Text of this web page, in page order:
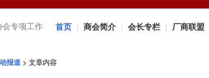
会专项工作 首页 | 商会简介 | 会长专栏 | 厂商联盟
报道 > 文章内容